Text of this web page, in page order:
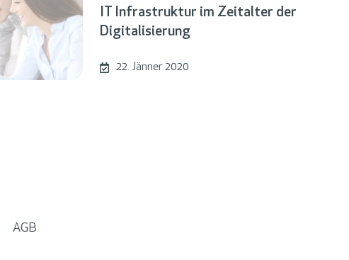
IT Infrastruktur im Zeitalter der
Digitalisierung
22. Jänner 2020
AGB